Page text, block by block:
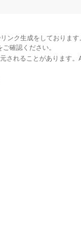
ンク生成をしておりま
確認ください。
されることがあります